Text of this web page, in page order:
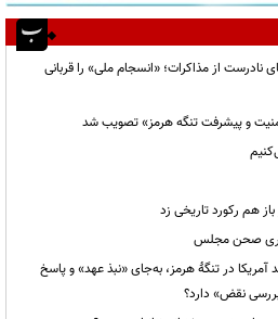
نادرست از مذاکرات؛ «انسجام ملی» را قربانی
و پیشرفت تنگه هرمز» تصویب شد
صحن مجلس
در تنگهٔ هرمز، به‌جای «نبذ عهد» و پاسخ
نقض» دارد؟